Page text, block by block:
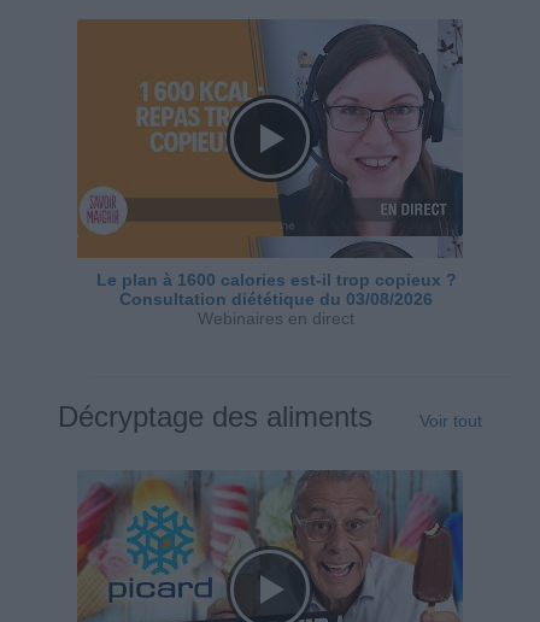
Le plan à 1600 calories est-il trop copieux ?
Consultation diététique du 03/08/2026
Webinaires en direct
Décryptage des aliments Voir tout